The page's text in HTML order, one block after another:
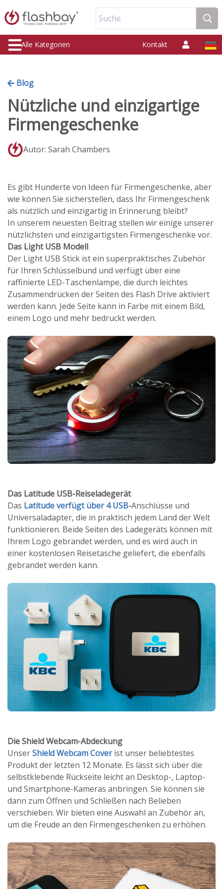
Suche
Alle Kategorien Kontakt
Blog
Nützliche und einzigartige
Firmengeschenke
Autor: Sarah Chambers
Es gibt Hunderte von Ideen für Firmengeschenke, aber
wie können Sie sicherstellen, dass Ihr Firmengeschenk
als nützlich und einzigartig in Erinnerung bleibt?
In unserem neuesten Beitrag stellen wir einige unserer
nützlichsten und einzigartigsten Firmengeschenke vor.
Das Light USB Modell
Der Light USB Stick ist ein superpraktisches Zubehör
für Ihren Schlüsselbund und verfügt über eine
raffinierte LED-Taschenlampe, die durch leichtes
Zusammendrücken der Seiten des Flash Drive aktiviert
werden kann. Jede Seite kann in Farbe mit einem Bild,
einem Logo und mehr bedruckt werden.
Das Latitude USB-Reiseladegerät
Das Latitude verfügt über 4 USB-Anschlüsse und
Universaladapter, die in praktisch jedem Land der Welt
funktionieren. Beide Seiten des Ladegeräts können mit
Ihrem Logo gebrandet werden, und es wird auch in
einer kostenlosen Reisetasche geliefert, die ebenfalls
gebrandet werden kann.
Die Shield Webcam-Abdeckung
UnserShield Webcam Coverist unser beliebtestes
Produkt der letzten 12 Monate. Es lässt sich über die
selbstklebende Rückseite leicht an Desktop-, Laptop-
und Smartphone-Kameras anbringen. Sie können sie
dann zum Öffnen und Schließen nach Belieben
verschieben. Wir bieten eine Auswahl an Zubehör an,
um die Freude an den Firmengeschenken zu erhöhen.